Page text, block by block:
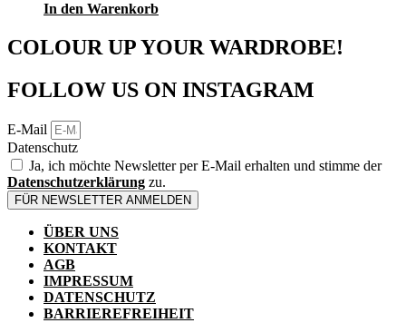
In den Warenkorb
COLOUR UP YOUR WARDROBE!
FOLLOW US ON INSTAGRAM
E-Mail
Datenschutz
Ja, ich möchte Newsletter per E-Mail erhalten und stimme der
Datenschutzerklärung zu.
FÜR NEWSLETTER ANMELDEN
ÜBER UNS
KONTAKT
AGB
IMPRESSUM
DATENSCHUTZ
BARRIEREFREIHEIT